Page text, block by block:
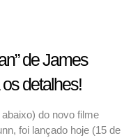
de James
detalhes!
do novo filme
foi lançado hoje (15 de